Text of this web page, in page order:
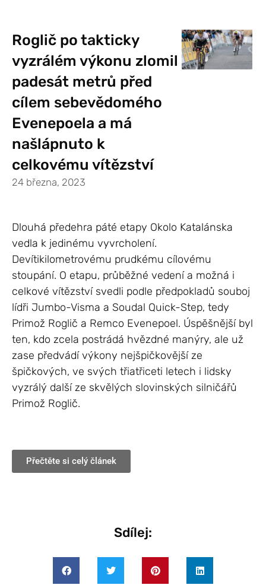
Roglič po takticky
vyzrálém výkonu zlomil
padesát metrů před
cílem sebevědomého
Evenepoela a má
našlápnuto k
celkovému vítězství
24 března, 2023
Dlouhá předehra páté etapy Okolo Katalánska
vedla k jedinému vyvrcholení.
Devítikilometrovému prudkému cílovému
stoupání. O etapu, průběžné vedení a možná i
celkové vítězství svedli podle předpokladů souboj
lídři Jumbo-Visma a Soudal Quick-Step, tedy
Primož Roglič a Remco Evenepoel. Úspěšnější byl
ten, kdo zcela postrádá hvězdné manýry, ale už
zase předvádí výkony nejšpičkovější ze
špičkových, ve svých třiatřiceti letech i lidsky
vyzrálý další ze skvělých slovinských silničářů
Primož Roglič.
Přečtěte si celý článek
Sdílej: